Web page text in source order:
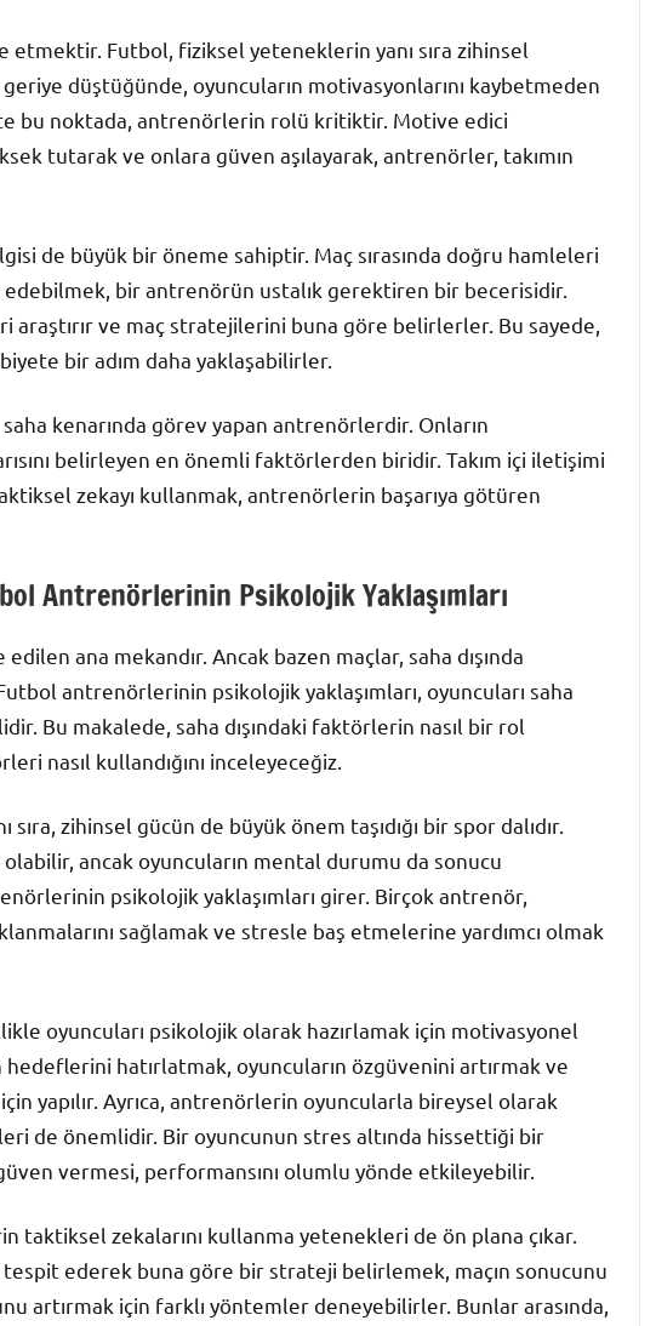
Futbol, fiziksel yeteneklerin yanı sıra zihinsel
düştüğünde, oyuncuların motivasyonlarını kaybetmeden
bu noktada, antrenörlerin rolü kritiktir. Motive edici
tutarak ve onlara güven aşılayarak, antrenörler, takımın
de büyük bir öneme sahiptir. Maç sırasında doğru hamleleri
edebilmek, bir antrenörün ustalık gerektiren bir becerisidir.
araştırır ve maç stratejilerini buna göre belirlerler. Bu sayede,
bir adım daha yaklaşabilirler.
kenarında görev yapan antrenörlerdir. Onların
belirleyen en önemli faktörlerden biridir. Takım içi iletişimi
zekayı kullanmak, antrenörlerin başarıya götüren
Antrenörlerinin Psikolojik Yaklaşımları
ana mekandır. Ancak bazen maçlar, saha dışında
antrenörlerinin psikolojik yaklaşımları, oyuncuları saha
Bu makalede, saha dışındaki faktörlerin nasıl bir rol
nasıl kullandığını inceleyeceğiz.
zihinsel gücün de büyük önem taşıdığı bir spor dalıdır.
ancak oyuncuların mental durumu da sonucu
psikolojik yaklaşımları girer. Birçok antrenör,
sağlamak ve stresle baş etmelerine yardımcı olmak
oyuncuları psikolojik olarak hazırlamak için motivasyonel
hatırlatmak, oyuncuların özgüvenini artırmak ve
yapılır. Ayrıca, antrenörlerin oyuncularla bireysel olarak
de önemlidir. Bir oyuncunun stres altında hissettiği bir
vermesi, performansını olumlu yönde etkileyebilir.
taktiksel zekalarını kullanma yetenekleri de ön plana çıkar.
tespit ederek buna göre bir strateji belirlemek, maçın sonucunu
artırmak için farklı yöntemler deneyebilirler. Bunlar arasında,